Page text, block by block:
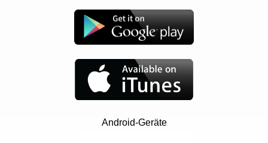
Android-Geräte